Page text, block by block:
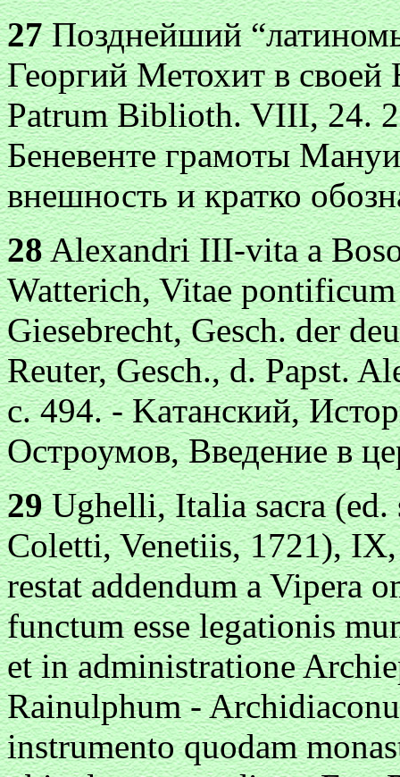
27Позднейший
Георгий Метохит в
Patrum Biblioth. VIII, 24.
Беневенте грамоты
внешность и кратко
28Alexandri III-vita a
Watterich, Vitae
Giesebrecht, Gesch. der
Reuter, Gesch., d. Papst.
c. 494. - Κaтaнский,
Остроумов, Введение в
29Ughelli, Italia sacra (ed.
Coletti, Venetiis, 1721),
restat addendum a Vipera
functum esse legationis
et in administratione
Rainulphum -
instrumento quodam